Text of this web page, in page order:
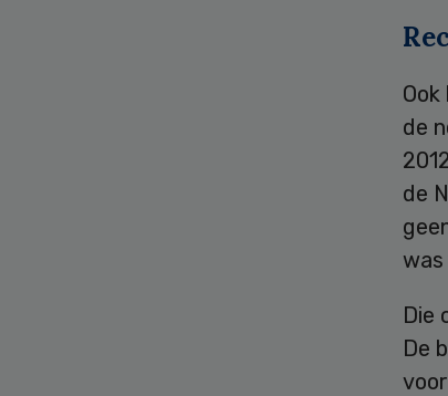
de
de
Die
De